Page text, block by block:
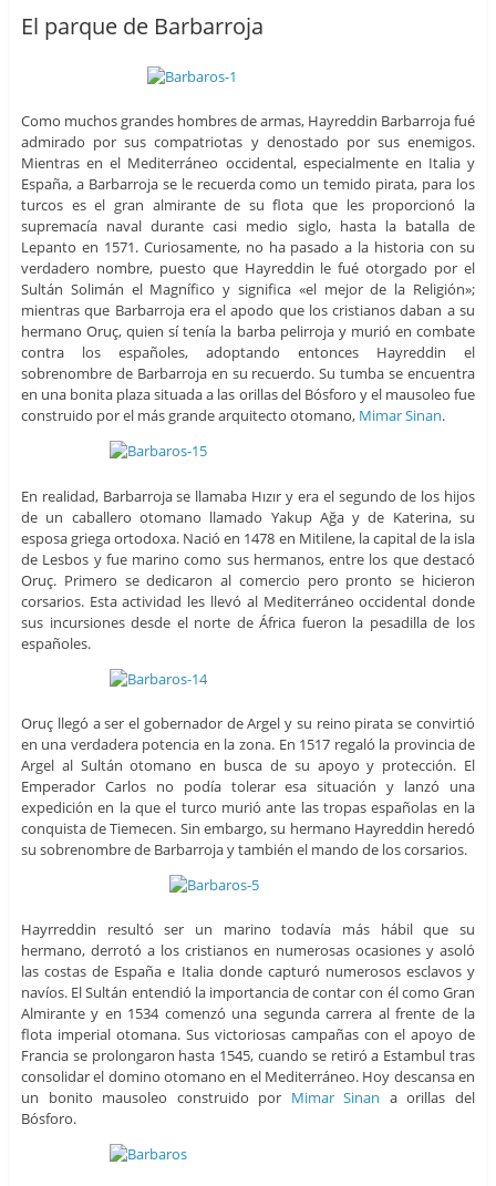
El parque de Barbarroja
Como muchos grandes hombres de armas, Hayreddin Barbarroja fué
admirado por sus compatriotas y denostado por sus enemigos.
Mientras en el Mediterráneo occidental, especialmente en Italia y
España, a Barbarroja se le recuerda como un temido pirata, para los
turcos es el gran almirante de su flota que les proporcionó la
supremacía naval durante casi medio siglo, hasta la batalla de
Lepanto en 1571. Curiosamente, no ha pasado a la historia con su
verdadero nombre, puesto que Hayreddin le fué otorgado por el
Sultán Solimán el Magnífico y significa «el mejor de la Religión»;
mientras que Barbarroja era el apodo que los cristianos daban a su
hermano Oruç, quien sí tenía la barba pelirroja y murió en combate
contra los españoles, adoptando entonces Hayreddin el
sobrenombre de Barbarroja en su recuerdo. Su tumba se encuentra
en una bonita plaza situada a las orillas del Bósforo y el mausoleo fue
construido por el más grande arquitecto otomano, Mimar Sinan.
En realidad, Barbarroja se llamaba Hızır y era el segundo de los hijos
de un caballero otomano llamado Yakup Ağa y de Katerina, su
esposa griega ortodoxa. Nació en 1478 en Mitilene, la capital de la isla
de Lesbos y fue marino como sus hermanos, entre los que destacó
Oruç. Primero se dedicaron al comercio pero pronto se hicieron
corsarios. Esta actividad les llevó al Mediterráneo occidental donde
sus incursiones desde el norte de África fueron la pesadilla de los
españoles.
Oruç llegó a ser el gobernador de Argel y su reino pirata se convirtió
en una verdadera potencia en la zona. En 1517 regaló la provincia de
Argel al Sultán otomano en busca de su apoyo y protección. El
Emperador Carlos no podía tolerar esa situación y lanzó una
expedición en la que el turco murió ante las tropas españolas en la
conquista de Tiemecen. Sin embargo, su hermano Hayreddin heredó
su sobrenombre de Barbarroja y también el mando de los corsarios.
Hayrreddin resultó ser un marino todavía más hábil que su
hermano, derrotó a los cristianos en numerosas ocasiones y asoló
las costas de España e Italia donde capturó numerosos esclavos y
navíos. El Sultán entendió la importancia de contar con él como Gran
Almirante y en 1534 comenzó una segunda carrera al frente de la
flota imperial otomana. Sus victoriosas campañas con el apoyo de
Francia se prolongaron hasta 1545, cuando se retiró a Estambul tras
consolidar el domino otomano en el Mediterráneo. Hoy descansa en
un bonito mausoleo construido por Mimar Sinan a orillas del
Bósforo.